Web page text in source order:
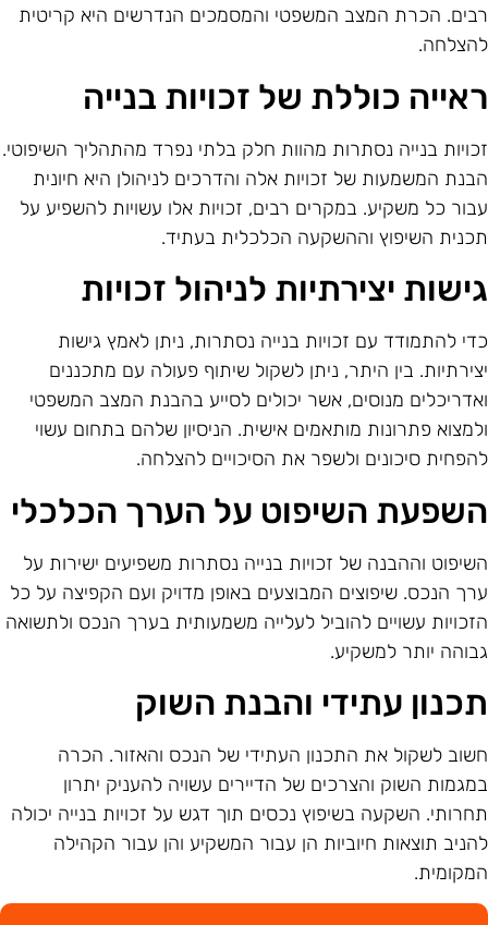
הכרת המצב המשפטי והמסמכים הנדרשים היא קריטית
כוללת של זכויות בנייה
בנייה נסתרות מהוות חלק בלתי נפרד מהתהליך השיפוטי.
המשמעות של זכויות אלה והדרכים לניהולן היא חיונית
כל משקיע. במקרים רבים, זכויות אלו עשויות להשפיע על
השיפוץ וההשקעה הכלכלית בעתיד.
יצירתיות לניהול זכויות
להתמודד עם זכויות בנייה נסתרות, ניתן לאמץ גישות
בין היתר, ניתן לשקול שיתוף פעולה עם מתכננים
מנוסים, אשר יכולים לסייע בהבנת המצב המשפטי
פתרונות מותאמים אישית. הניסיון שלהם בתחום עשוי
סיכונים ולשפר את הסיכויים להצלחה.
השיפוט על הערך הכלכלי
וההבנה של זכויות בנייה נסתרות משפיעים ישירות על
הנכס. שיפוצים המבוצעים באופן מדויק ועם הקפיצה על כל
עשויים להוביל לעלייה משמעותית בערך הנכס ולתשואה
יותר למשקיע.
עתידי והבנת השוק
לשקול את התכנון העתידי של הנכס והאזור. הכרה
השוק והצרכים של הדיירים עשויה להעניק יתרון
השקעה בשיפוץ נכסים תוך דגש על זכויות בנייה יכולה
תוצאות חיוביות הן עבור המשקיע והן עבור הקהילה